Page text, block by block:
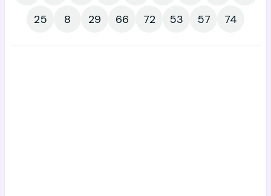
25
8 29 66 72 53 57 74